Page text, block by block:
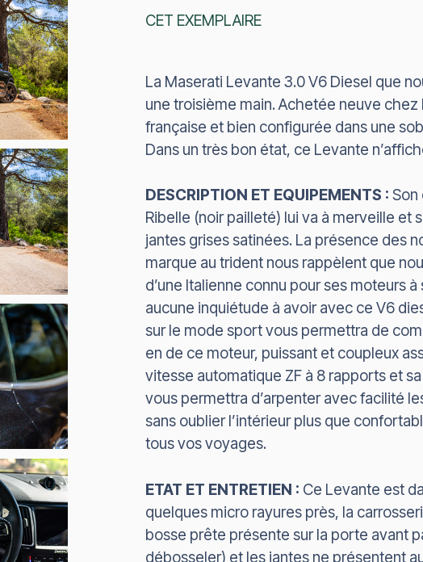
CET EXEMPLAIRE
La Maserati Levante 3.0 V6 Diesel que
une troisième main. Achetée neuve
française et bien configurée dans une
Dans un très bon état, ce Levante
DESCRIPTION ET EQUIPEMENTS : Son
Ribelle (noir pailleté) lui va à merveille et
jantes grises satinées. La présence des
marque au trident nous rappèlent que
d’une Italienne connu pour ses moteurs
aucune inquiétude à avoir avec ce V6
sur le mode sport vous permettra de
en de ce moteur, puissant et coupleux
vitesse automatique ZF à 8 rapports et
vous permettra d’arpenter avec facilité
sans oublier l’intérieur plus que
tous vos voyages.
ETAT ET ENTRETIEN : Ce Levante est
quelques micro rayures près, la
bosse prête présente sur la porte avant
débosseler) et les jantes ne présentent